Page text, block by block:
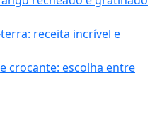
receita incrível e
crocante: escolha entre